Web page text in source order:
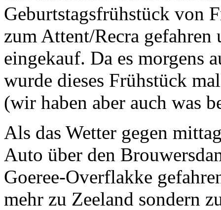
Geburtstagsfrühstück von
zum Attent/Recra
eingekauf. Da es morgens
wurde dieses Frühstück
(wir haben aber auch was
Als das Wetter gegen
Auto über den
Goeree-Overflakke
mehr zu Zeeland sondern